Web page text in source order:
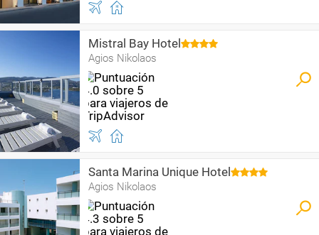
Mistral Bay Hotel
Agios Nikolaos
Santa Marina Unique Hotel
Agios Nikolaos